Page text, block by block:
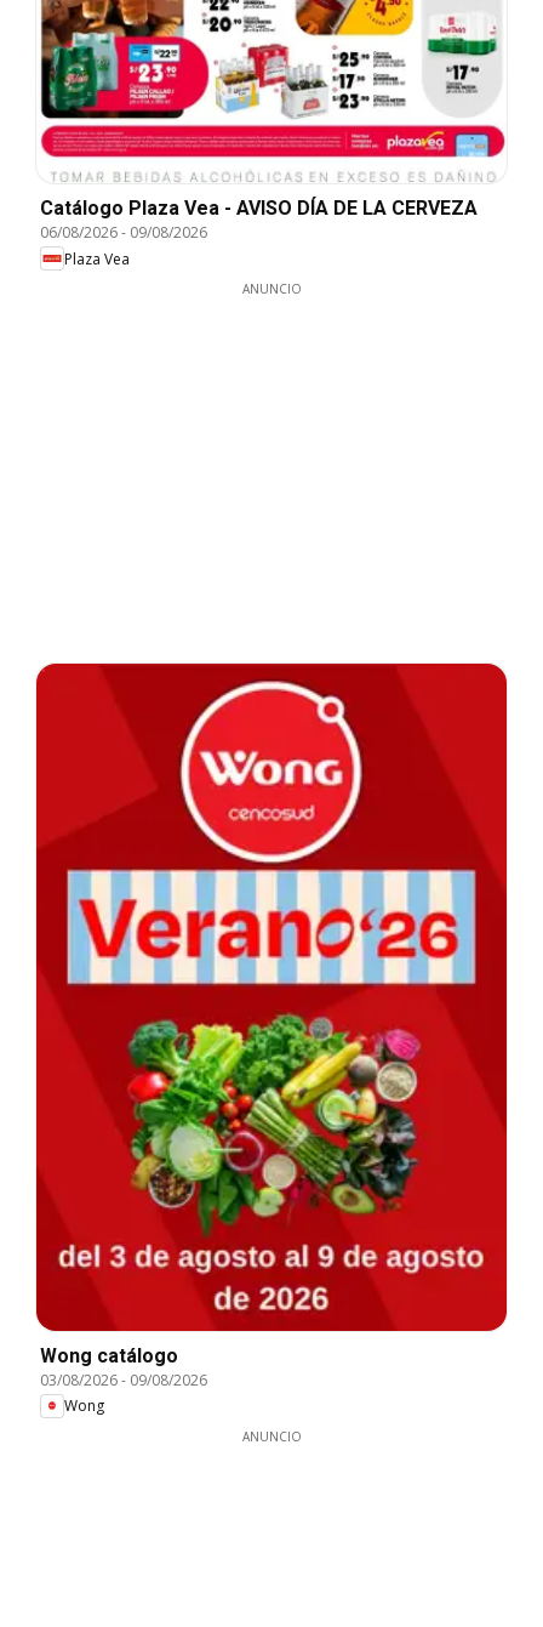
Catálogo Plaza Vea - AVISO DÍA DE LA CERVEZA
06/08/2026- 09/08/2026
Plaza Vea
ANUNCIO
Wong catálogo
03/08/2026- 09/08/2026
Wong
ANUNCIO